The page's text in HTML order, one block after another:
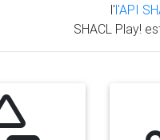
l'l'API
SHACL Play!